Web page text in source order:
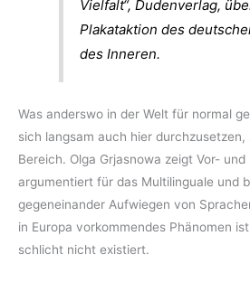
Vielfalt“, Dudenverlag,
Plakataktion des
des Inneren.
Was anderswo in der Welt für normal
sich langsam auch hier
Bereich. Olga Grjasnowa zeigt Vor-
argumentiert für das Multilinguale und
gegeneinander Aufwiegen von
in Europa vorkommendes Phänomen
schlicht nicht existiert.